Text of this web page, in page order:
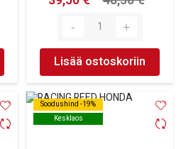
Lisää ostoskoriin
Soodushind -19%
Kesklaos
Soodushind -19%
Kesklaos